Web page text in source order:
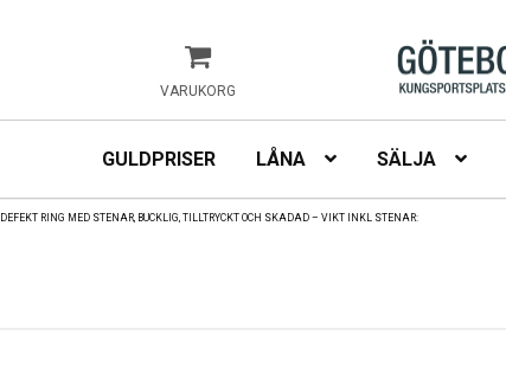
VARUKORG
GULDPRISER LÅNA SÄLJA
DEFEKT RING MED STENAR, BUCKLIG, TILLTRYCKT OCH SKADAD – VIKT INKL STENAR: